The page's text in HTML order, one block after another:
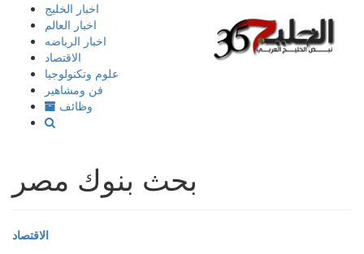
إذهب
المحتوى
اخبار الخليج
اخبار العالم
اخبار الرياضه
الاقتصاد
علوم وتكنولوجيا
فن ومشاهير
وظائف
بحث بنوك مصر
الاقتصاد